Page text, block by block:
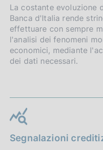
La costante evoluzione
Banca d'Italia rende
effettuare con sempre
l'analisi dei fenomeni
economici, mediante
dei dati necessari.
Segnalazioni